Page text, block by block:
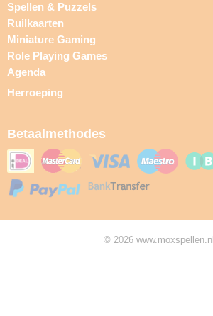
Spellen & Puzzels
Ruilkaarten
Miniature Gaming
Role Playing Games
Agenda
Herroeping
Betaalmethodes
© 2026 www.moxspellen.nl